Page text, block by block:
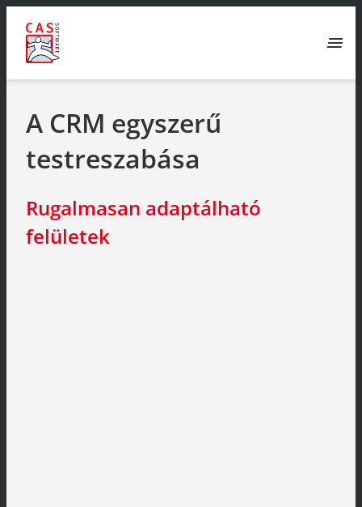
menu
A CRM egyszerű
testreszabása
Rugalmasan adaptálható
felületek